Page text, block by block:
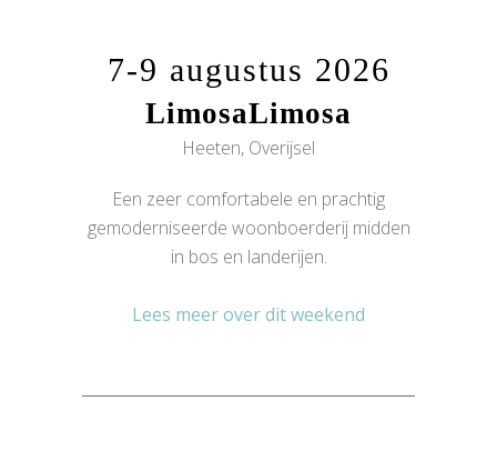
7-9 augustus 2026
LimosaLimosa
Heeten, Overijsel
Een zeer comfortabele en prachtig
gemoderniseerde woonboerderij midden
in bos en landerijen.
Lees meer over dit weekend